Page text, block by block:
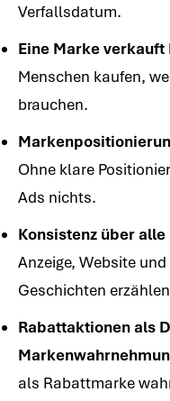
Verfallsdatum.
Eine Marke
Menschen kaufen,
brauchen.
Ohne klare
Ads nichts.
Konsistenz über
Anzeige, Website
Geschichten
Rabattaktionen als
als Rabattmarke